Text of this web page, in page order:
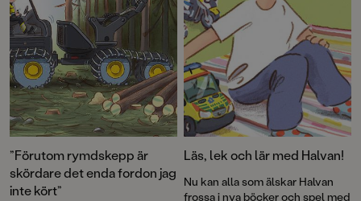
”Förutom rymdskepp är
skördare det enda fordon jag
inte kört”
Läs, lek och lär med Halvan!
Nu kan alla som älskar Halvan
frossa i nya böcker och spel med